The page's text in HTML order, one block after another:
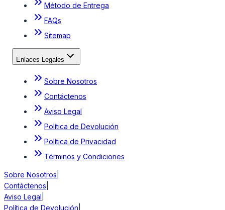
Método de Entrega
FAQs
Sitemap
Enlaces Legales
Sobre Nosotros
Contáctenos
Aviso Legal
Política de Devolución
Política de Privacidad
Términos y Condiciones
Sobre Nosotros
Contáctenos
Aviso Legal
Política de Devolución